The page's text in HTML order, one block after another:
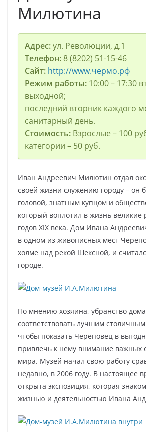
Милютина
Адрес:ул. Революции, д.1
Телефон:8 (8202) 51-15-46
Сайт: http://www.чермо.рф
Режим работы:10:00 – 17:30
выходной;
последний вторник каждого
санитарный день.
Стоимость:Взрослые – 100
категории – 50 руб.
Иван Андреевич Милютин отдал
своей жизни служению городу – он
головой, знатным купцом и
который воплотил в жизнь
годов ХIХ века. Дом Ивана
в одном из живописных мест
холме над рекой Шексной, и
городе.
По мнению хозяина, убранство
соответствовать лучшим
чтобы показать Череповец в
привлечь к нему внимание важных
мира. Музей начал свою работу
недавно, в 2006 году. В настоящее
открыта экспозиция, которая
жизнью и деятельностью Ивана